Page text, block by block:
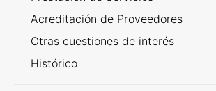
Acreditación de Proveedores
Otras cuestiones de interés
Histórico